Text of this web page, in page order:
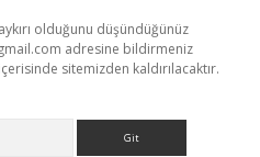
olduğunu düşündüğünüz
adresine bildirmeniz
sitemizden kaldırılacaktır.